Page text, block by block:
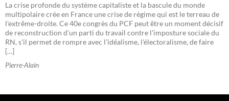
La crise profonde du système capitaliste et la bascule du monde
multipolaire crée en France une crise de régime qui est le terreau de
l'extrême-droite. Ce 40e congrès du PCF peut être un moment décisif
de reconstruction d'un parti du travail contre l'imposture sociale du
RN, s'il permet de rompre avec l'idéalisme, l'électoralisme, de faire
[…]
Pierre-Alain